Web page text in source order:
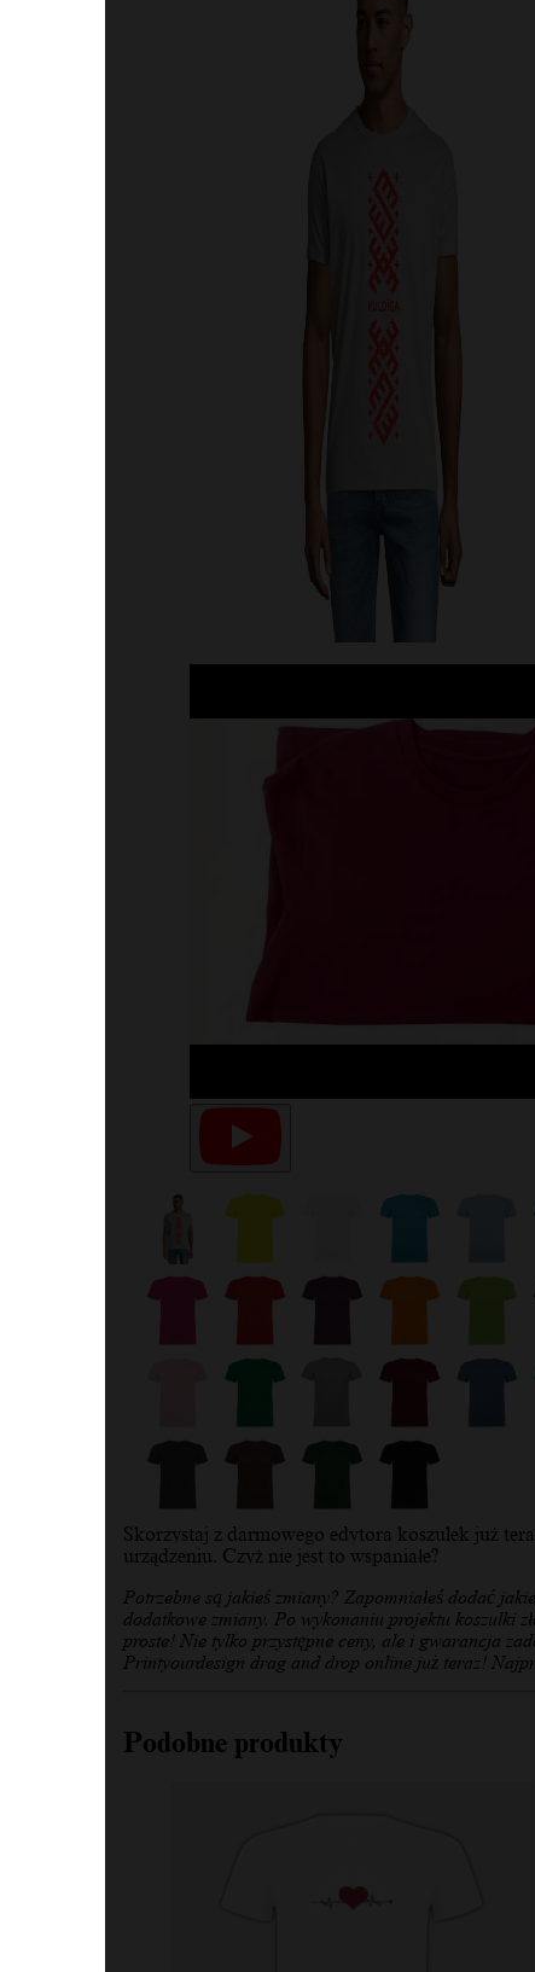
Skorzystaj z darmowego edytora koszulek już
urządzeniu. Czyż nie jest to wspaniałe?
Potrzebne są jakieś zmiany? Zapomniałeś dodać
dodatkowe zmiany. Po wykonaniu projektu koszulki
proste! Nie tylko przystępne ceny, ale i gwarancja
Printyourdesign drag and drop online już teraz!
Podobne produkty